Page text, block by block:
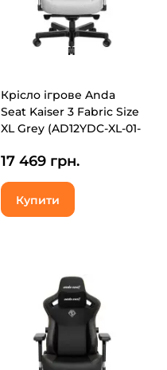
Крісло ігрове Anda
Seat Kaiser 3 Fabric Size
XL Grey (AD12YDC-XL-01-
17 469 грн.
Купити